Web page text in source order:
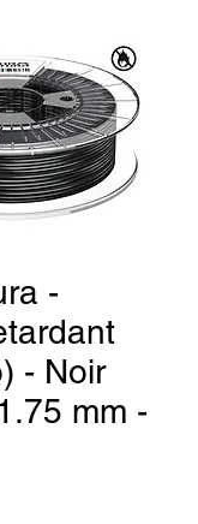
-
- Noir
mm -